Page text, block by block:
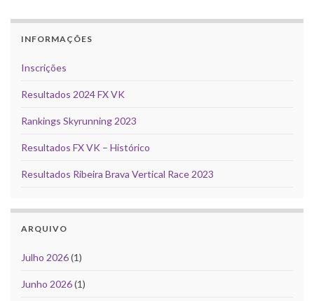
INFORMAÇÕES
Inscrições
Resultados 2024 FX VK
Rankings Skyrunning 2023
Resultados FX VK – Histórico
Resultados Ribeira Brava Vertical Race 2023
ARQUIVO
Julho 2026(1)
Junho 2026(1)